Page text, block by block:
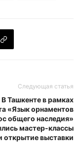
Следующая статья
В Ташкенте в рамках
«Язык орнаментов
общего наследия»
мастер-классы
открытие выставки